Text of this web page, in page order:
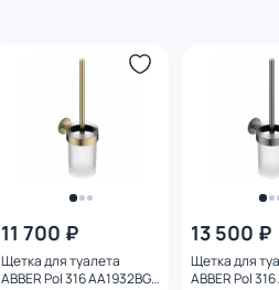
11 700 ₽
Щетка для туалета
ABBER Pol 316 AA1932BG
13 500 ₽
Щетка для
ABBER Pol